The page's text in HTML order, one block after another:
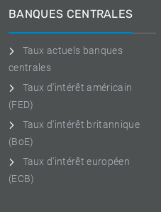
BANQUES CENTRALES
Taux actuels banques
centrales
Taux d'intérêt américain
(FED)
Taux d'intérêt britannique
(BoE)
Taux d'intérêt européen
(ECB)